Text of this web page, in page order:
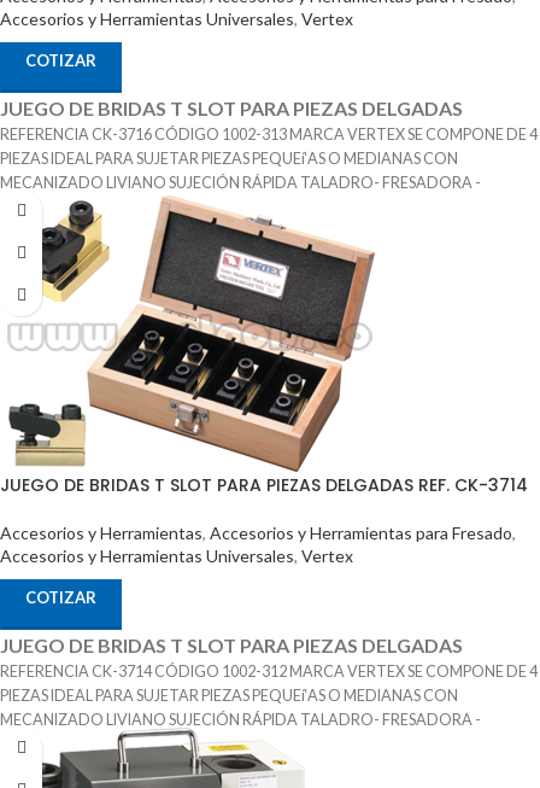
Accesorios y Herramientas Universales, Vertex
COTIZAR
JUEGO DE BRIDAS T SLOT PARA PIEZAS DELGADAS
REFERENCIA CK-3716 CÓDIGO 1002-313 MARCA VERTEX SE COMPONE DE 4
PIEZAS IDEAL PARA SUJETAR PIEZAS PEQUEí‘AS O MEDIANAS CON
MECANIZADO LIVIANO SUJECIÓN RÁPIDA TALADRO- FRESADORA -
EROSIONADORA
JUEGO DE BRIDAS T SLOT PARA PIEZAS DELGADAS REF. CK-3714
Accesorios y Herramientas, Accesorios y Herramientas para Fresado,
Accesorios y Herramientas Universales, Vertex
COTIZAR
JUEGO DE BRIDAS T SLOT PARA PIEZAS DELGADAS
REFERENCIA CK-3714 CÓDIGO 1002-312 MARCA VERTEX SE COMPONE DE 4
PIEZAS IDEAL PARA SUJETAR PIEZAS PEQUEí‘AS O MEDIANAS CON
MECANIZADO LIVIANO SUJECIÓN RÁPIDA TALADRO- FRESADORA -
EROSIONADORA